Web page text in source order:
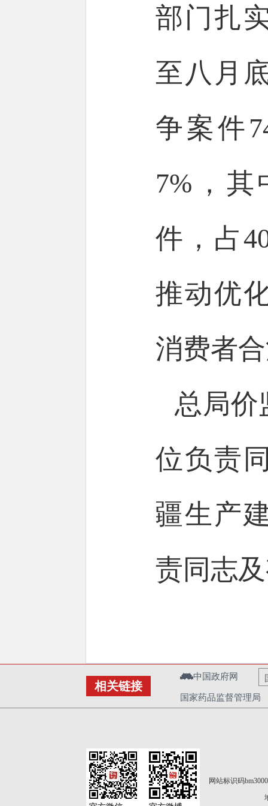
部门扎
至八月
争案件
7%，其
件，占
推动优
消费者
总局价
位负责
疆生产
责同志
相关链接
中国政府网
国家药品监督管理局
网站标识码